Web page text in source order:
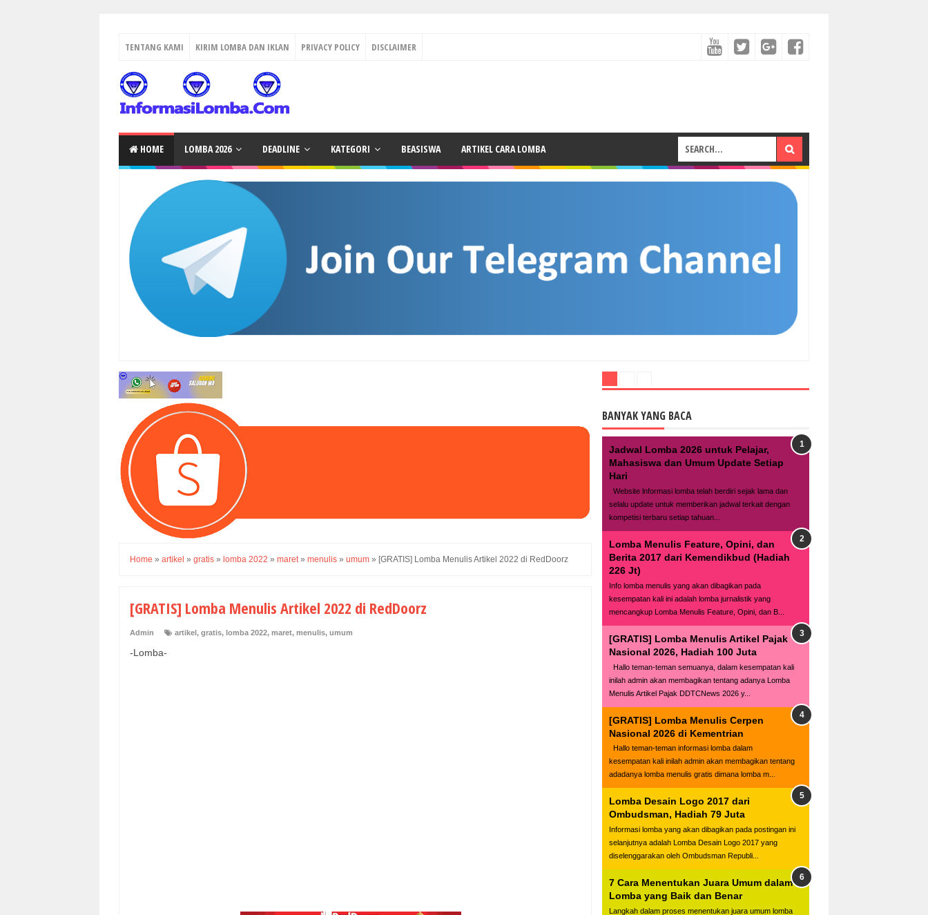
TENTANG KAMI KIRIM LOMBA DAN IKLAN PRIVACY POLICY DISCLAIMER
HOME LOMBA 2026 DEADLINE KATEGORI BEASISWA ARTIKEL CARA LOMBA
Home » artikel » gratis » lomba 2022 » maret» menulis » umum » [GRATIS] Lomba Menulis Artikel 2022 di RedDoorz
[GRATIS] Lomba Menulis Artikel 2022 di RedDoorz
Admin artikel, gratis, lomba 2022, maret, menulis, umum
-Lomba-
BANYAK YANG BACA
Jadwal Lomba 2026 untuk Pelajar,
Mahasiswa dan Umum Update Setiap
Hari
Website lnformasi lomba telah berdiri sejak lama dan
selalu update untuk memberikan jadwal terkait dengan
kompetisi terbaru setiap tahuan...
Lomba Menulis Feature, Opini, dan
Berita 2017 dari Kemendikbud (Hadiah
226 Jt)
Info lomba menulis yang akan dibagikan pada
kesempatan kali ini adalah lomba jurnalistik yang
mencangkup Lomba Menulis Feature, Opini, dan B...
[GRATIS] Lomba Menulis Artikel Pajak
Nasional 2026, Hadiah 100 Juta
Hallo teman-teman semuanya, dalam kesempatan kali
inilah admin akan membagikan tentang adanya Lomba
Menulis Artikel Pajak DDTCNews 2026 y...
[GRATIS] Lomba Menulis Cerpen
Nasional 2026 di Kementrian
Hallo teman-teman informasi lomba dalam
kesempatan kali inilah admin akan membagikan tentang
adadanya lomba menulis gratis dimana lomba m...
Lomba Desain Logo 2017 dari
Ombudsman, Hadiah 79 Juta
Informasi lomba yang akan dibagikan pada postingan ini
selanjutnya adalah Lomba Desain Logo 2017 yang
diselenggarakan oleh Ombudsman Republi...
7 Cara Menentukan Juara Umum dalam
Lomba yang Baik dan Benar
Langkah dalam proses menentukan juara umum lomba